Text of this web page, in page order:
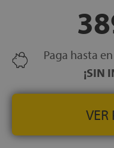
NOCHES DE PRUEBA:
Paga hasta
¡SIN
VER